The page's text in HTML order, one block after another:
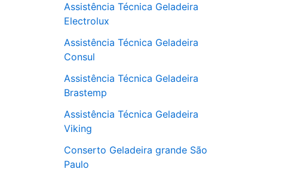
Assistência Técnica Geladeira
Electrolux
Assistência Técnica Geladeira
Consul
Assistência Técnica Geladeira
Brastemp
Assistência Técnica Geladeira
Viking
Conserto Geladeira grande São
Paulo